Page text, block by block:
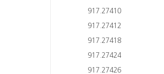
917.27410
917.27412
917.27418
917.27424
917.27426